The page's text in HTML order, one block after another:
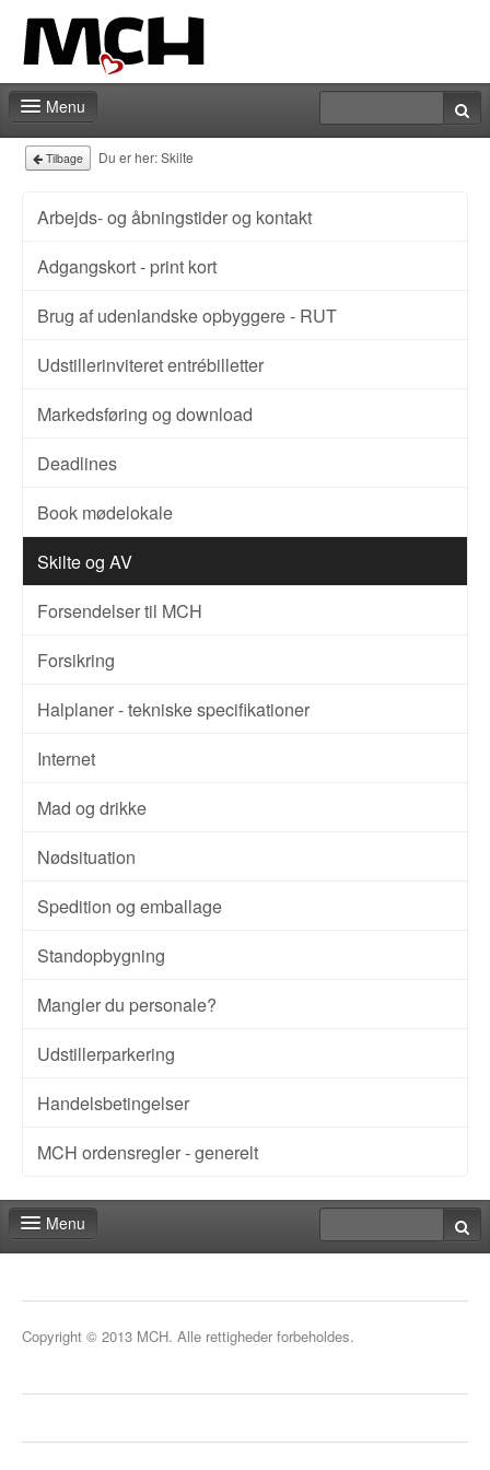
Menu
Messeshoppen
Tilbage Du er her:Skilte
Arbejds- og åbningstider og kontakt
Adgangskort - print kort
Brug af udenlandske opbyggere - RUT
Udstillerinviteret entrébilletter
Markedsføring og download
Deadlines
Book mødelokale
Skilte og AV
Forsendelser til MCH
Forsikring
Halplaner - tekniske specifikationer
Internet
Mad og drikke
Nødsituation
Spedition og emballage
Standopbygning
Mangler du personale?
Udstillerparkering
Handelsbetingelser
MCH ordensregler - generelt
Menu
Copyright © 2013 MCH. Alle rettigheder forbeholdes.